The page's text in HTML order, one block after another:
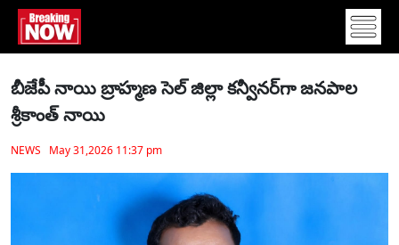
బీజేపీ నాయి బ్రాహ్మణ సెల్ జిల్లా కన్వీనర్‌గా జనపాల
శ్రీకాంత్ నాయి
NEWS May 31,2026 11:37 pm